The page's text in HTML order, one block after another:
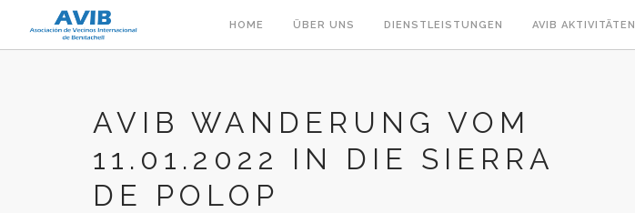
HOME ÜBER UNS DIENSTLEISTUNGEN AVIB AKTIVITÄTEN
AVIB WANDERUNG VOM
11.01.2022 IN DIE SIERRA
DE POLOP